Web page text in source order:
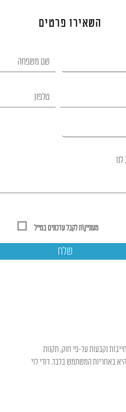
השאירו פרטים
שלח
נקבעות על-פי חוק, תקנות
באחריות המשתמש בלבד. דודי לוי